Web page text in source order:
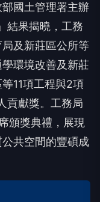
國土管理署主辦
結果揭曉，工務
及新莊區公所等
環境改善及新莊
11項工程與2項
貢獻獎。工務局
頒獎典禮，展現
共空間的豐碩成